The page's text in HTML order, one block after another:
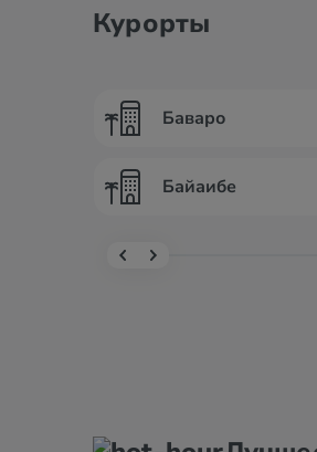
Курорты
Баваро
Байаибе